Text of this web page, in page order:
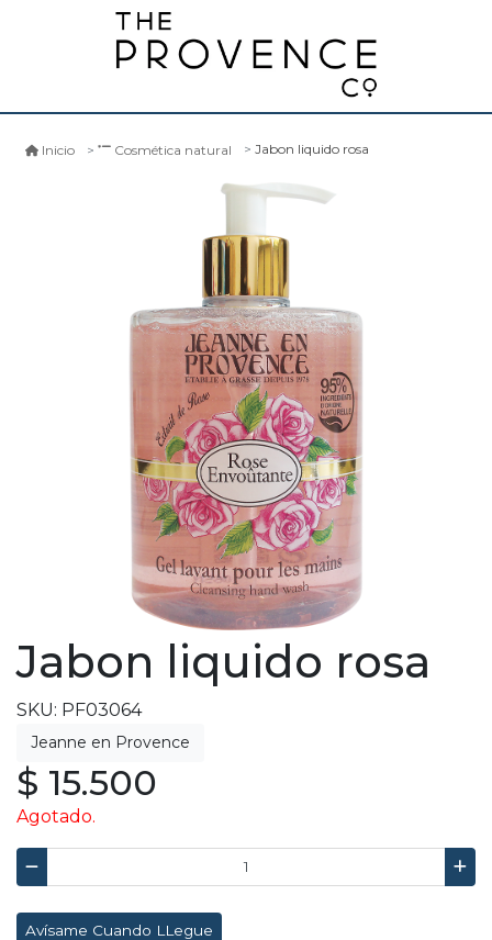
Inicio Cosmética natural Jabon liquido rosa
Jabon liquido rosa
SKU: PF03064
$ 15.500
Agotado.
Avísame Cuando LLegue